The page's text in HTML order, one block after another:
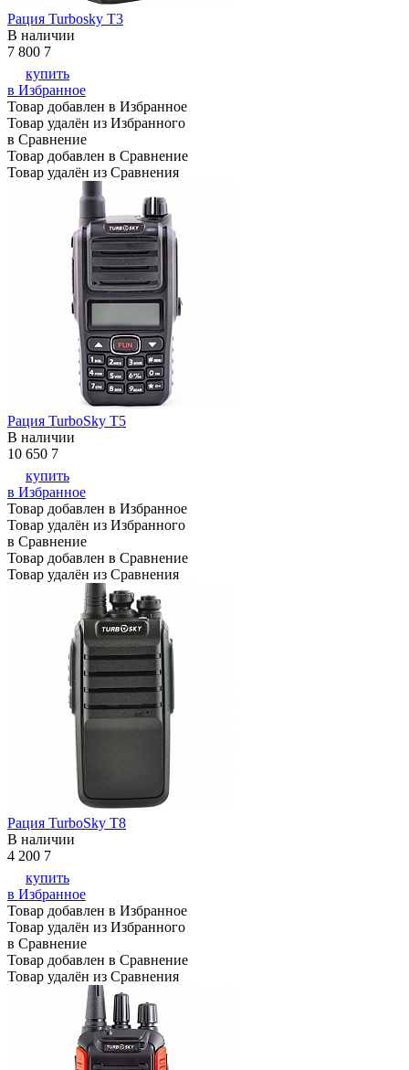
Рация Turbosky T3
В наличии
7 800 7
купить
в Избранное
Товар добавлен в Избранное
Товар удалён из Избранного
в Сравнение
Товар добавлен в Сравнение
Товар удалён из Сравнения
Рация TurboSky T5
В наличии
10 650 7
купить
в Избранное
Товар добавлен в Избранное
Товар удалён из Избранного
в Сравнение
Товар добавлен в Сравнение
Товар удалён из Сравнения
Рация TurboSky T8
В наличии
4 200 7
купить
в Избранное
Товар добавлен в Избранное
Товар удалён из Избранного
в Сравнение
Товар добавлен в Сравнение
Товар удалён из Сравнения